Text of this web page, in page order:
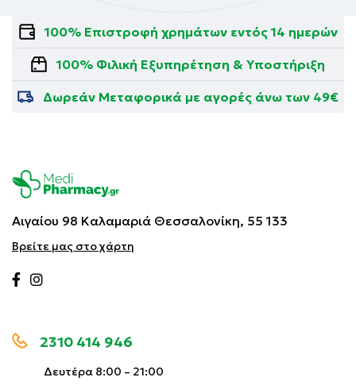
100% Επιστροφή χρημάτων εντός 14 ημερών
100% Φιλική Εξυπηρέτηση & Υποστήριξη
Δωρεάν Μεταφορικά με αγορές άνω των 49€
Αιγαίου 98 Καλαμαριά Θεσσαλονίκη, 55 133
Βρείτε μας στο χάρτη
2310 414 946
Δευτέρα 8:00 – 21:00